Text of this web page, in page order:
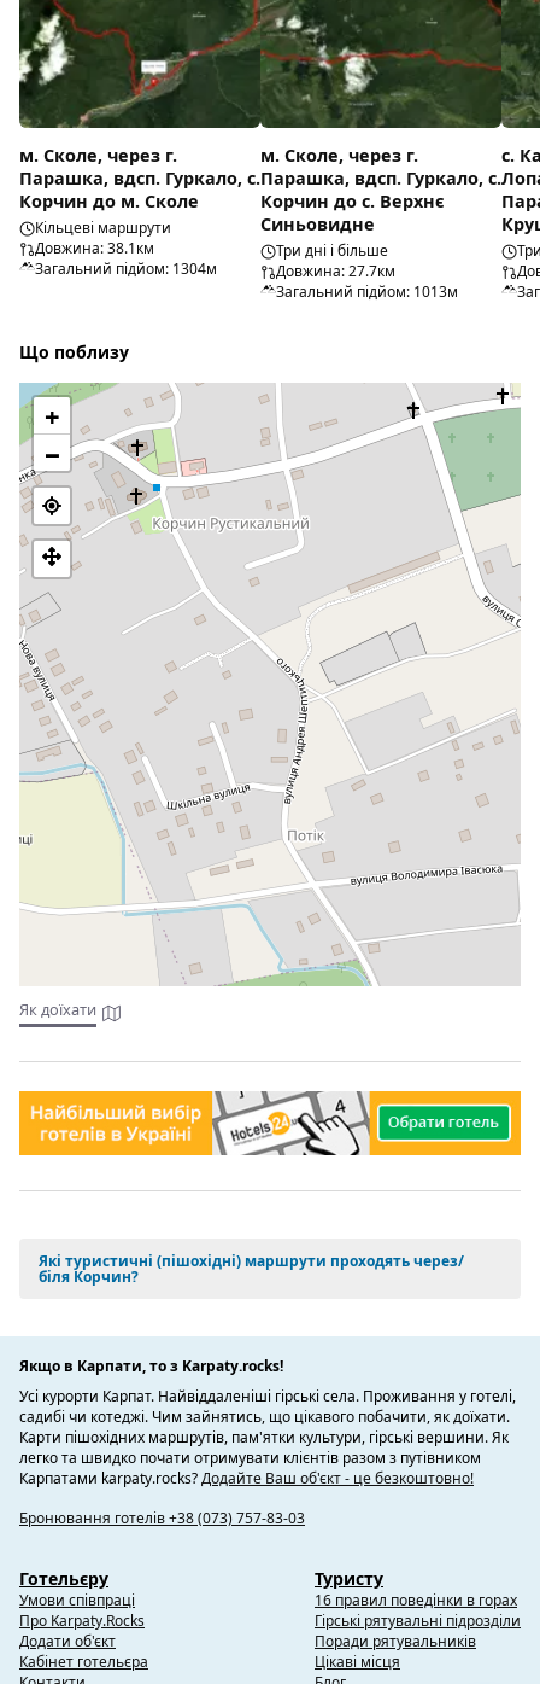
м. Сколе, через г.
Парашка, вдсп. Гуркало, с.
Корчин до м. Сколе
Кільцеві маршрути
Довжина: 38.1км
Загальний підйом: 1304м
м. Сколе, через г.
Парашка, вдсп. Гуркало, с.
Корчин до с. Верхнє
Синьовидне
Три дні і більше
Довжина: 27.7км
Загальний підйом: 1013м
с.
Що поблизу
+
−
Як доїхати
Які туристичні (пішохідні) маршрути проходять через/
біля Корчин?
Якщо в Карпати, то з Karpaty.rocks!
Усі курорти Карпат. Найвіддаленіші гірські села. Проживання у готелі,
садибі чи котеджі. Чим зайнятись, що цікавого побачити, як доїхати.
Карти пішохідних маршрутів, пам'ятки культури, гірські вершини. Як
легко та швидко почати отримувати клієнтів разом з путівником
Карпатами karpaty.rocks?Додайте Ваш об'єкт - це безкоштовно!
Бронювання готелів +38 (073) 757-83-03
Готельєру
Умови співпраці
Про Karpaty.Rocks
Додати об'єкт
Кабінет готельєра
Туристу
16 правил поведінки в горах
Гірські рятувальні підрозділи
Поради рятувальників
Цікаві місця